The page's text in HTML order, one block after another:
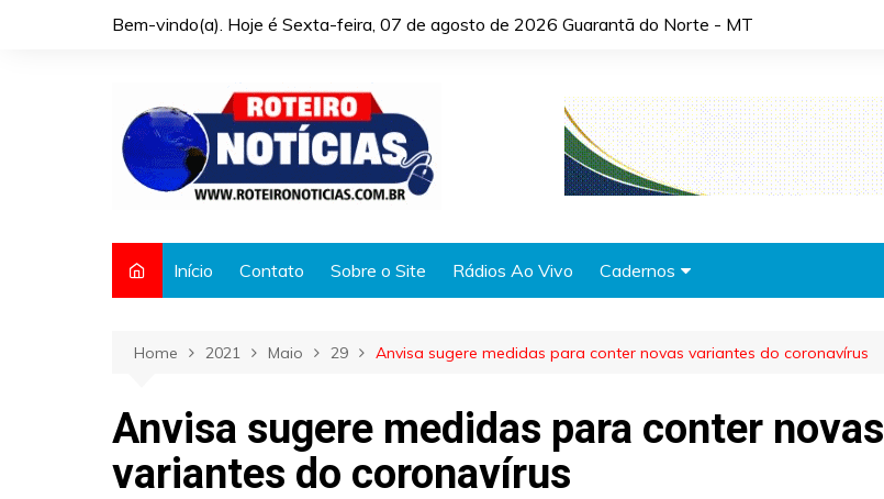
Bem-vindo(a). Hoje é Sexta-feira, 07 de agosto de 2026 Guarantã do Norte - MT
Início Contato Sobre o Site Rádios Ao Vivo Cadernos
Automóveis
Cidades
Home 2021 Maio 29 Anvisa sugere medidas para conter novas variantes do coronavírus
Anvisa sugere medidas para conter novas
variantes do coronavírus